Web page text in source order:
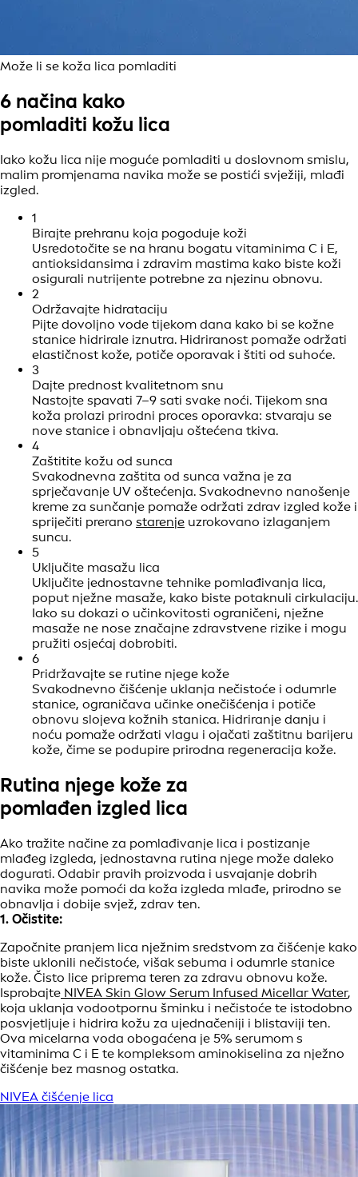
Može li se koža lica pomladiti
6 načina kako
pomladiti kožu lica
Iako kožu lica nije moguće pomladiti u doslovnom smislu,
malim promjenama navika može se postići svježiji, mlađi
izgled.
1
Birajte prehranu koja pogoduje koži
Usredotočite se na hranu bogatu vitaminima C i E,
antioksidansima i zdravim mastima kako biste koži
osigurali nutrijente potrebne za njezinu obnovu.
2
Održavajte hidrataciju
Pijte dovoljno vode tijekom dana kako bi se kožne
stanice hidrirale iznutra. Hidriranost pomaže održati
elastičnost kože, potiče oporavak i štiti od suhoće.
3
Dajte prednost kvalitetnom snu
Nastojte spavati 7–9 sati svake noći. Tijekom sna
koža prolazi prirodni proces oporavka: stvaraju se
nove stanice i obnavljaju oštećena tkiva.
4
Zaštitite kožu od sunca
Svakodnevna zaštita od sunca važna je za
sprječavanje UV oštećenja. Svakodnevno nanošenje
kreme za sunčanje pomaže održati zdrav izgled kože i
spriječiti prerano starenje uzrokovano izlaganjem
suncu.
5
Uključite masažu lica
Uključite jednostavne tehnike pomlađivanja lica,
poput nježne masaže, kako biste potaknuli cirkulaciju.
Iako su dokazi o učinkovitosti ograničeni, nježne
masaže ne nose značajne zdravstvene rizike i mogu
pružiti osjećaj dobrobiti.
6
Pridržavajte se rutine njege kože
Svakodnevno čišćenje uklanja nečistoće i odumrle
stanice, ograničava učinke onečišćenja i potiče
obnovu slojeva kožnih stanica. Hidriranje danju i
noću pomaže održati vlagu i ojačati zaštitnu barijeru
kože, čime se podupire prirodna regeneracija kože.
Rutina njege kože za
pomlađen izgled lica
Ako tražite načine za pomlađivanje lica i postizanje
mlađeg izgleda, jednostavna rutina njege može daleko
dogurati. Odabir pravih proizvoda i usvajanje dobrih
navika može pomoći da koža izgleda mlađe, prirodno se
obnavlja i dobije svjež, zdrav ten.
1. Očistite:
Započnite pranjem lica nježnim sredstvom za čišćenje kako
biste uklonili nečistoće, višak sebuma i odumrle stanice
kože. Čisto lice priprema teren za zdravu obnovu kože.
Isprobajte NIVEA Skin Glow Serum Infused Micellar Water,
koja uklanja vodootpornu šminku i nečistoće te istodobno
posvjetljuje i hidrira kožu za ujednačeniji i blistaviji ten.
Ova micelarna voda obogaćena je 5% serumom s
vitaminima C i E te kompleksom aminokiselina za nježno
čišćenje bez masnog ostatka.
NIVEA čišćenje lica